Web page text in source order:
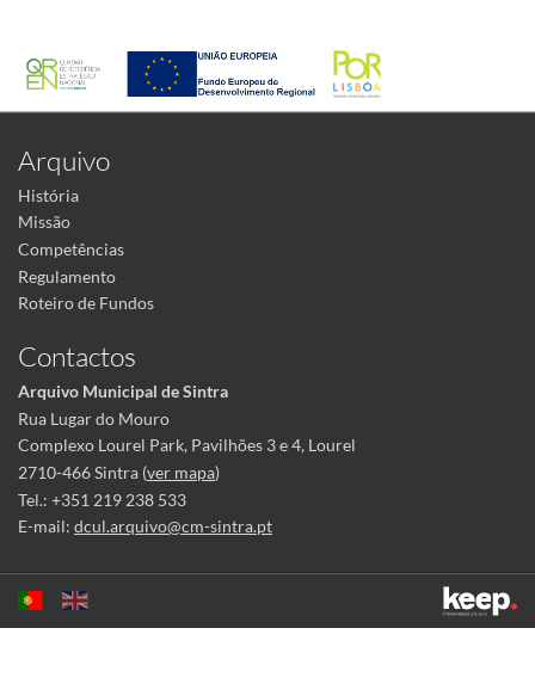
Arquivo
História
Missão
Competências
Regulamento
Roteiro de Fundos
Contactos
Arquivo Municipal de Sintra
Rua Lugar do Mouro
Complexo Lourel Park, Pavilhões 3 e 4, Lourel
2710-466 Sintra (ver mapa)
Tel.: +351 219 238 533
E-mail: dcul.arquivo@cm-sintra.pt